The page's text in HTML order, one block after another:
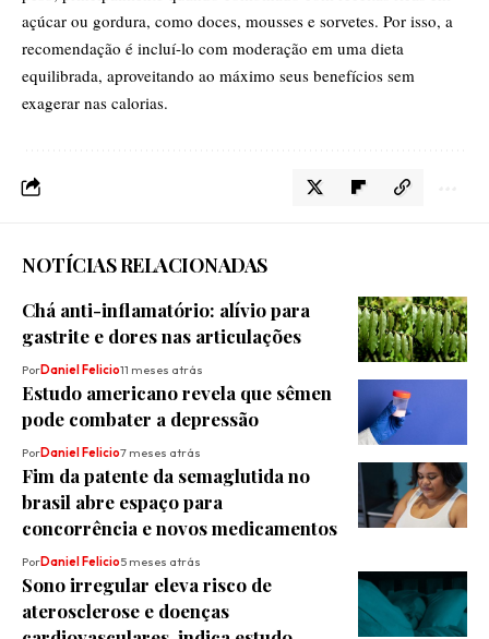
açúcar ou gordura, como doces, mousses e sorvetes. Por isso, a
recomendação é incluí-lo com moderação em uma dieta
equilibrada, aproveitando ao máximo seus benefícios sem
exagerar nas calorias.
NOTÍCIAS RELACIONADAS
Chá anti-inflamatório: alívio para
gastrite e dores nas articulações
PorDaniel Felicio11 meses atrás
​Estudo americano revela que sêmen
pode combater a depressão
PorDaniel Felicio7 meses atrás
Fim da patente da semaglutida no
brasil abre espaço para
concorrência e novos medicamentos
PorDaniel Felicio5 meses atrás
Sono irregular eleva risco de
aterosclerose e doenças